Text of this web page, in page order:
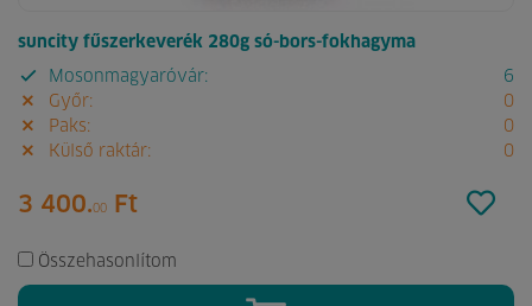
suncity fűszerkeverék 280g só-bors-fokhagyma
Mosonmagyaróvár:
6
Győr:
0
Paks:
0
Külső raktár:
0
3 400.00 Ft
Összehasonlítom